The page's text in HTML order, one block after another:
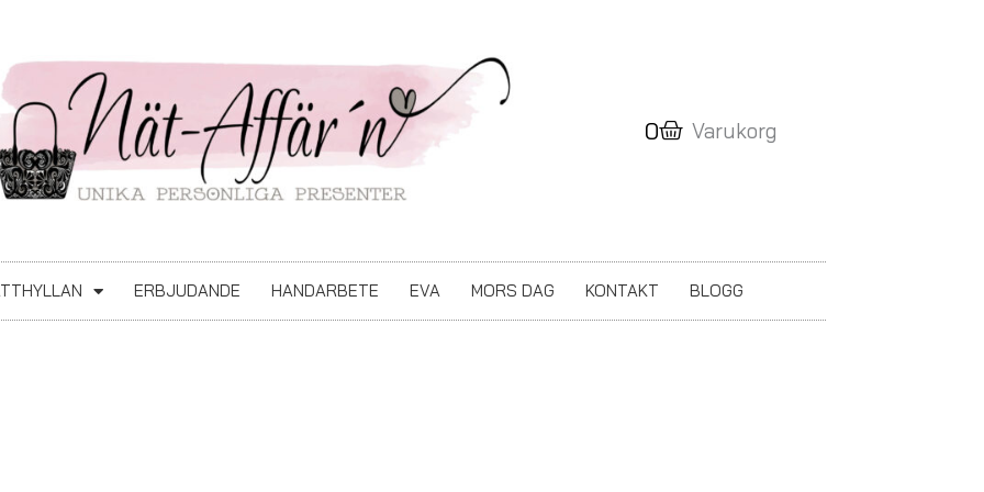
0
Varukorg
Varukorg
ERBJUDANDE HANDARBETE EVA MORS DAG KONTAKT BLOGG